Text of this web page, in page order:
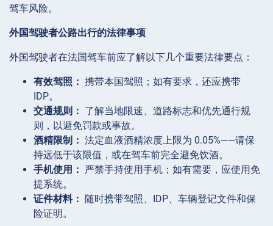
驾车风险。
外国驾驶者公路出行的法律事项
外国驾驶者在法国驾车前应了解以下几个重要法律要点：
有效驾照： 携带本国驾照；如有要求，还应携带
IDP。
交通规则： 了解当地限速、道路标志和优先通行规
则，以避免罚款或事故。
酒精限制： 法定血液酒精浓度上限为 0.05%——请保
持远低于该限值，或在驾车前完全避免饮酒。
手机使用： 严禁手持使用手机；如有需要，应使用免
提系统。
证件材料： 随时携带驾照、IDP、车辆登记文件和保
险证明。